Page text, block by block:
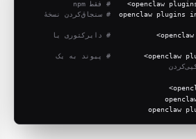
openclaw
# فقط npm
openclaw plugins
openclaw
# پیوند به یک
>
openclaw